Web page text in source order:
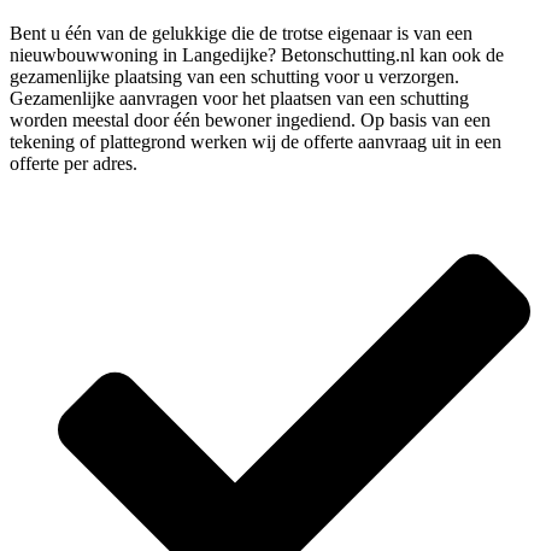
Bent u één van de gelukkige die de trotse eigenaar is van een
nieuwbouwwoning in Langedijke? Betonschutting.nl kan ook de
gezamenlijke plaatsing van een schutting voor u verzorgen.
Gezamenlijke aanvragen voor het plaatsen van een schutting
worden meestal door één bewoner ingediend. Op basis van een
tekening of plattegrond werken wij de offerte aanvraag uit in een
offerte per adres.